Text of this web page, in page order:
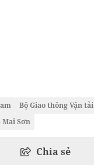
Bộ Giao thông Vận tải
Mai Sơn
Chia sẻ